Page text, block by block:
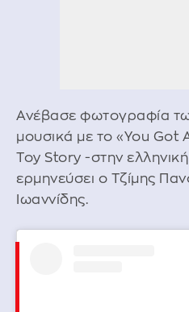
Ανέβασε φωτογραφία
μουσικά με το «You Got
Toy Story -στην
ερμηνεύσει ο Τζίμης
Ιωαννίδης.